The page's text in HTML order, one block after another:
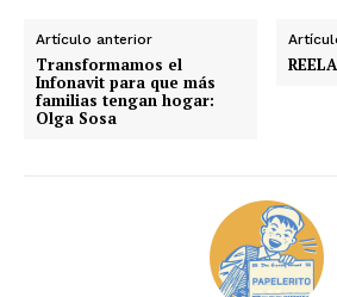
Artículo anterior
Transformamos el
Infonavit para que más
familias tengan hogar:
Olga Sosa